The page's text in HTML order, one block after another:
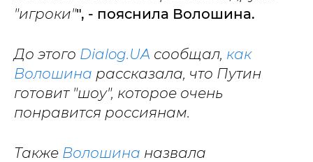
"игроки"", - пояснила Волошина.
До этого Dialog.UA сообщал, как
Волошина рассказала, что Путин
готовит "шоу", которое очень
понравится россиянам.
Также Волошина назвала